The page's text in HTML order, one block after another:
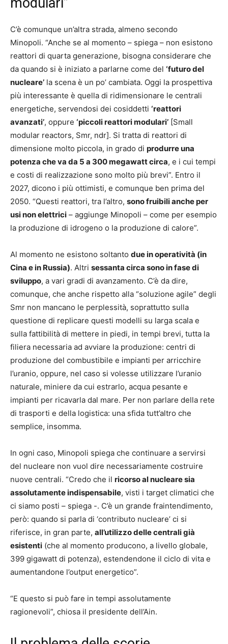
C’è comunque un’altra strada, almeno secondo
Minopoli. “Anche se al momento – spiega – non esistono
reattori di quarta generazione, bisogna considerare che
da quando si è iniziato a parlarne come del ‘futuro del
nucleare’ la scena è un po’ cambiata. Oggi la prospettiva
più interessante è quella di ridimensionare le centrali
energetiche, servendosi dei cosiddetti ‘reattori
avanzati’, oppure ‘piccoli reattori modulari’ [Small
modular reactors, Smr, ndr]. Si tratta di reattori di
dimensione molto piccola, in grado di produrre una
potenza che va da 5 a 300 megawatt circa, e i cui tempi
e costi di realizzazione sono molto più brevi”. Entro il
2027, dicono i più ottimisti, e comunque ben prima del
2050. “Questi reattori, tra l’altro, sono fruibili anche per
usi non elettrici – aggiunge Minopoli – come per esempio
la produzione di idrogeno o la produzione di calore”.
Al momento ne esistono soltanto due in operatività (in
Cina e in Russia). Altri sessanta circa sono in fase di
sviluppo, a vari gradi di avanzamento. C’è da dire,
comunque, che anche rispetto alla “soluzione agile” degli
Smr non mancano le perplessità, soprattutto sulla
questione di replicare questi modelli su larga scala e
sulla fattibilità di mettere in piedi, in tempi brevi, tutta la
filiera necessaria ad avviare la produzione: centri di
produzione del combustibile e impianti per arricchire
l’uranio, oppure, nel caso si volesse utilizzare l’uranio
naturale, miniere da cui estrarlo, acqua pesante e
impianti per ricavarla dal mare. Per non parlare della rete
di trasporti e della logistica: una sfida tutt’altro che
semplice, insomma.
In ogni caso, Minopoli spiega che continuare a servirsi
del nucleare non vuol dire necessariamente costruire
nuove centrali. “Credo che il ricorso al nucleare sia
assolutamente indispensabile, visti i target climatici che
ci siamo posti – spiega -. C’è un grande fraintendimento,
però: quando si parla di ‘contributo nucleare’ ci si
riferisce, in gran parte, all’utilizzo delle centrali già
esistenti (che al momento producono, a livello globale,
399 gigawatt di potenza), estendendone il ciclo di vita e
aumentandone l’output energetico”.
“E questo si può fare in tempi assolutamente
ragionevoli”, chiosa il presidente dell’Ain.